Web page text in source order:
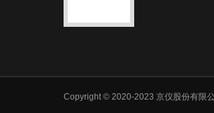
Copyright © 2020-2023 京仪股份有